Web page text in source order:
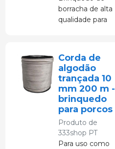
borracha de alta
qualidade para
Corda de
algodão
trançada 10
mm 200 m -
brinquedo
para porcos
Produto de
333shop PT
Para uso como